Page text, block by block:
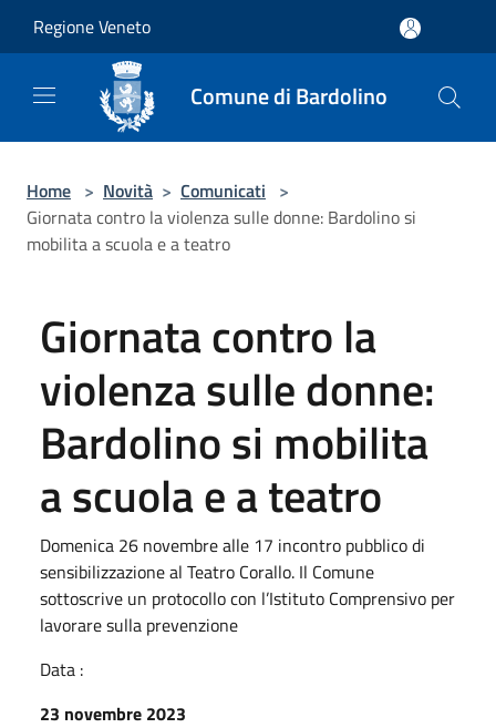
Regione Veneto
Comune di Bardolino
Home > Novità > Comunicati >
Giornata contro la violenza sulle donne: Bardolino si
mobilita a scuola e a teatro
Giornata contro la
violenza sulle donne:
Bardolino si mobilita
a scuola e a teatro
Domenica 26 novembre alle 17 incontro pubblico di
sensibilizzazione al Teatro Corallo. Il Comune
sottoscrive un protocollo con l’Istituto Comprensivo per
lavorare sulla prevenzione
Data :
23 novembre 2023